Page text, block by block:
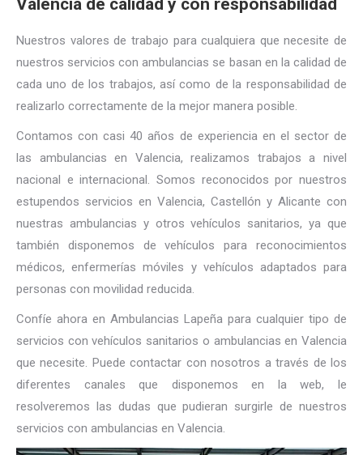
Valencia de calidad y con responsabilidad
Nuestros valores de trabajo para cualquiera que necesite de
nuestros servicios con ambulancias se basan en la calidad de
cada uno de los trabajos, así como de la responsabilidad de
realizarlo correctamente de la mejor manera posible.
Contamos con casi 40 años de experiencia en el sector de
las ambulancias en Valencia, realizamos trabajos a nivel
nacional e internacional. Somos reconocidos por nuestros
estupendos servicios en Valencia, Castellón y Alicante con
nuestras ambulancias y otros vehículos sanitarios, ya que
también disponemos de vehículos para reconocimientos
médicos, enfermerías móviles y vehículos adaptados para
personas con movilidad reducida.
Confíe ahora en Ambulancias Lapeña para cualquier tipo de
servicios con vehículos sanitarios o ambulancias en Valencia
que necesite. Puede contactar con nosotros a través de los
diferentes canales que disponemos en la web, le
resolveremos las dudas que pudieran surgirle de nuestros
servicios con ambulancias en Valencia.